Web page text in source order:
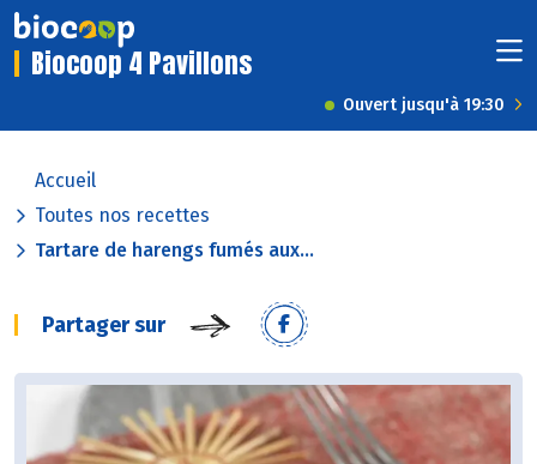
Biocoop 4 Pavillons
Ouvert jusqu'à 19:30
Accueil
Toutes nos recettes
Tartare de harengs fumés aux...
Partager sur